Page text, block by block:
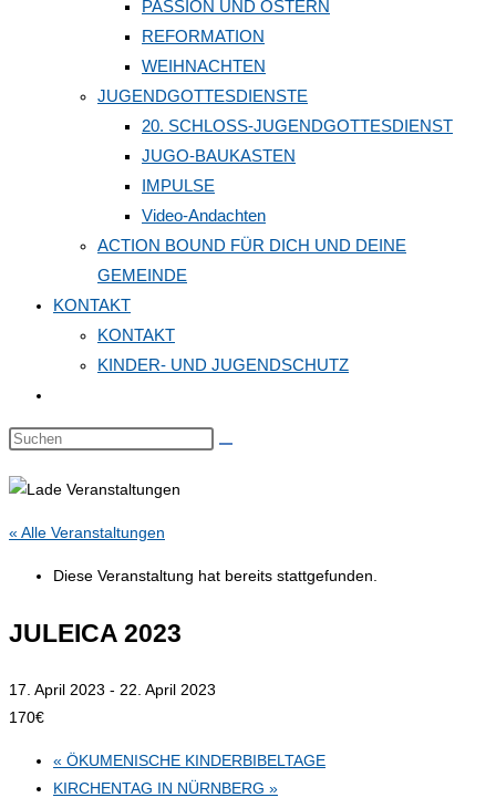
PASSION UND OSTERN
REFORMATION
WEIHNACHTEN
JUGENDGOTTESDIENSTE
20. SCHLOSS-JUGENDGOTTESDIENST
JUGO-BAUKASTEN
IMPULSE
Video-Andachten
ACTION BOUND FÜR DICH UND DEINE
GEMEINDE
KONTAKT
KONTAKT
KINDER- UND JUGENDSCHUTZ
Suche
umschalten
Diese
durchsuchen
« Alle Veranstaltungen
Diese Veranstaltung hat bereits stattgefunden.
JULEICA 2023
17. April 2023 - 22. April 2023
170€
« ÖKUMENISCHE KINDERBIBELTAGE
KIRCHENTAG IN NÜRNBERG »